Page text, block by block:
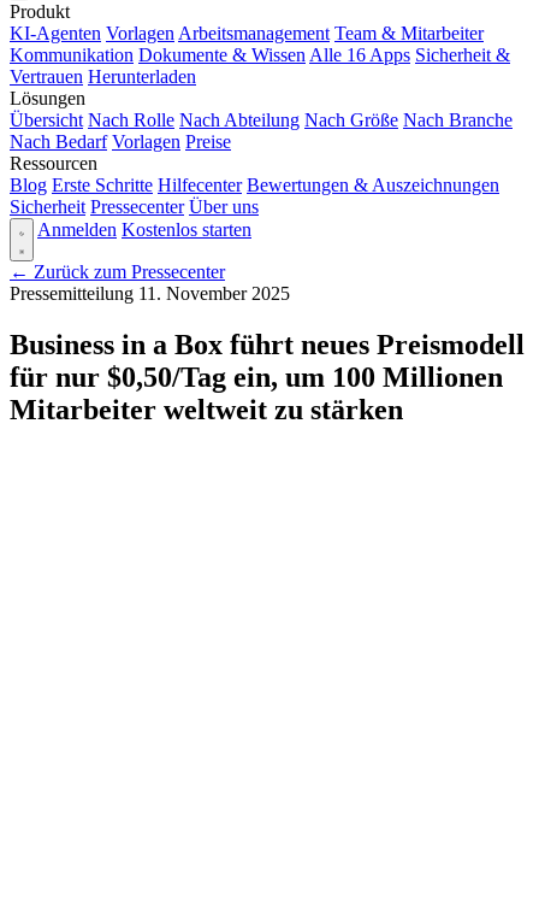
Produkt
KI-Agenten Vorlagen Arbeitsmanagement Team & Mitarbeiter
Kommunikation Dokumente & Wissen Alle 16 Apps Sicherheit &
Vertrauen Herunterladen
Lösungen
Übersicht Nach Rolle Nach Abteilung Nach Größe Nach Branche
Nach Bedarf Vorlagen Preise
Ressourcen
Blog Erste Schritte Hilfecenter Bewertungen & Auszeichnungen
Sicherheit Pressecenter Über uns
Anmelden Kostenlos starten
← Zurück zum Pressecenter
Pressemitteilung 11. November 2025
Business in a Box führt neues Preismodell
für nur $0,50/Tag ein, um 100 Millionen
Mitarbeiter weltweit zu stärken